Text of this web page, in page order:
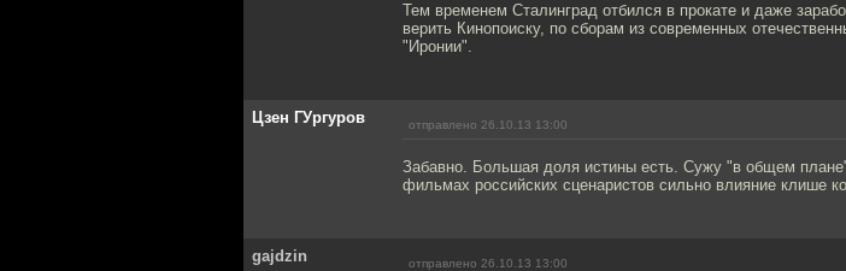
Тем временем Сталинград отбился в прокате и даже
верить Кинопоиску, по сборам из современных
"Иронии".
Цзен ГУргуров отправлено 26.10.13 13:00
Забавно. Большая доля истины есть. Сужу "в общем
фильмах российских сценаристов сильно влияние клише
gajdzin отправлено 26.10.13 13:00